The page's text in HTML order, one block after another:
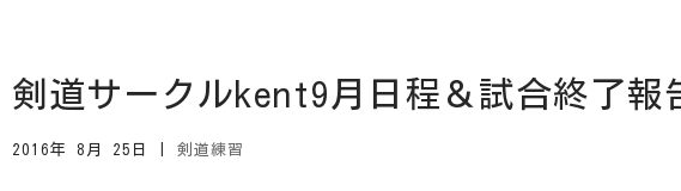
剣道サークルkent9月日程＆試合終了
2016年 8月 25日 剣道練習